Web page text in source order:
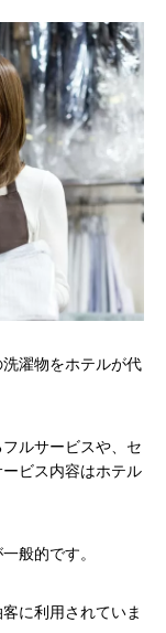
濯物をホテルが代
ルサービスや、セ
ビス内容はホテル
般的です。
に利用されていま